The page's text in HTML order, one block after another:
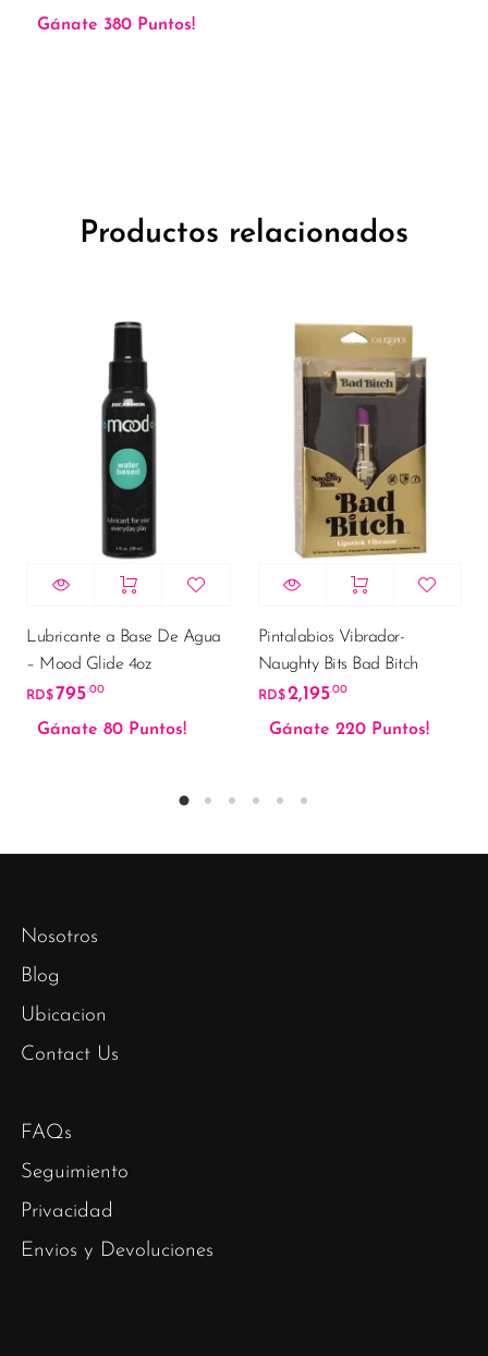
Gánate 380 Puntos!
Productos relacionados
Lubricante a Base De Agua
– Mood Glide 4oz
RD$795.00
Gánate 80 Puntos!
Pintalabios Vibrador-
Naughty Bits Bad Bitch
RD$ 2,195.00
Gánate 220 Puntos!
Nosotros
Blog
Ubicacion
Contact Us
FAQs
Seguimiento
Privacidad
Envios y Devoluciones